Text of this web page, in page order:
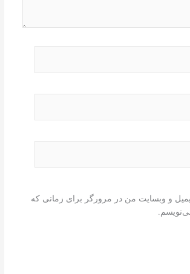
و وبسایت من در مرورگر برای زمانی که